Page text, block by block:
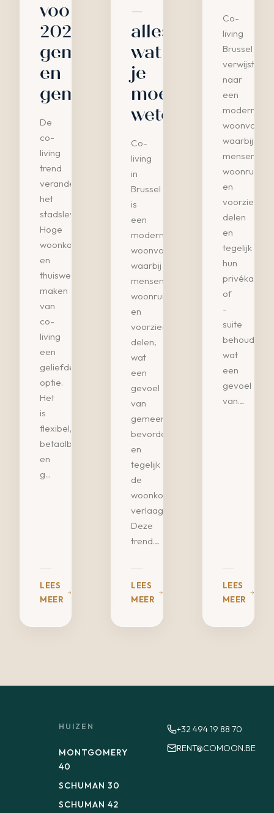
voor
2025:
gemeenschap
en
gemak
De
co-
living
trend
verandert
het
stadsleven.
Hoge
woonkosten
en
thuiswerken
maken
van
co-
living
een
geliefde
optie.
Het
is
flexibel,
betaalbaar
en
g...
LEES
MEER
–
alles
wat
je
moet
weten
Co-
living
in
Brussel
is
een
moderne
woonvorm
waarbij
mensen
woonruimtes
en
voorzieningen
delen,
wat
een
gevoel
van
gemeenschap
bevordert
en
tegelijk
de
woonkosten
verlaagt.
Deze
trend…
LEES
MEER
Co-
living
Brussel
verwijst
naar
een
moderne
woonvorm
waarbij
mensen
en
delen
en
tegelijk
hun
privékamer
of
-
suite
behouden,
wat
een
gevoel
van…
LEES
MEER
HUIZEN
MONTGOMERY
40
SCHUMAN 30
SCHUMAN 42
+32 494 19 88 70
RENT@COMOON.BE